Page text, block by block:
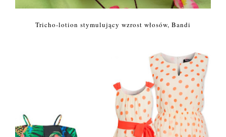
Tricho-lotion stymulujący wzrost włosów, Bandi